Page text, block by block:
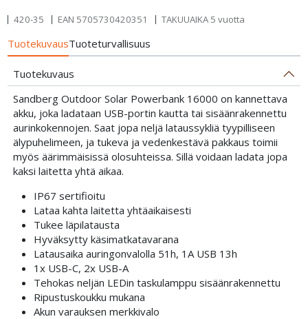
420-35 EAN 5705730420351 TAKUUAIKA 5 vuotta
TuotekuvausTuoteturvallisuus
Tuotekuvaus
Sandberg Outdoor Solar Powerbank 16000 on kannettava
akku, joka ladataan USB-portin kautta tai sisäänrakennettu
aurinkokennojen. Saat jopa neljä lataussykliä tyypilliseen
älypuhelimeen, ja tukeva ja vedenkestävä pakkaus toimii
myös äärimmäisissä olosuhteissa. Sillä voidaan ladata jopa
kaksi laitetta yhtä aikaa.
IP67 sertifioitu
Lataa kahta laitetta yhtäaikaisesti
Tukee läpilatausta
Hyväksytty käsimatkatavarana
Latausaika auringonvalolla 51h, 1A USB 13h
1x USB-C, 2x USB-A
Tehokas neljän LEDin taskulamppu sisäänrakennettu
Ripustuskoukku mukana
Akun varauksen merkkivalo